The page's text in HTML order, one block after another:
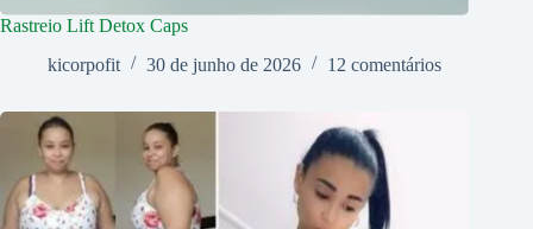
Rastreio Lift Detox Caps
kicorpofit
30 de junho de 2026 12 comentários